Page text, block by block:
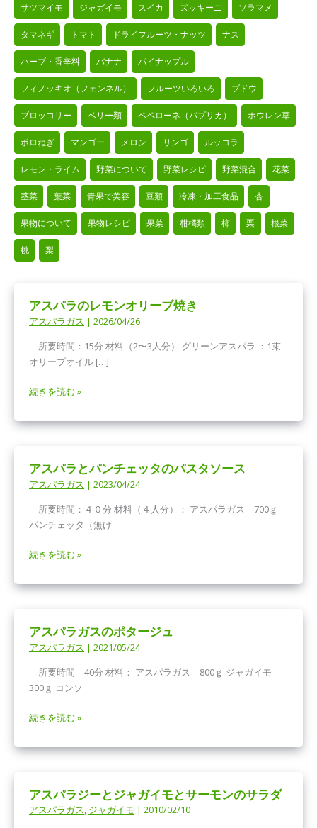
サツマイモ ジャガイモ スイカ ズッキーニ ソラマメ
タマネギ トマト ドライフルーツ・ナッツ ナス
ハーブ・香辛料 バナナ パイナップル
フィノッキオ（フェンネル） フルーツいろいろ ブドウ
ブロッコリー ベリー類 ペペローネ（パプリカ） ホウレン草
ポロねぎ マンゴー メロン リンゴ ルッコラ
レモン・ライム 野菜について 野菜レシピ 野菜混合 花菜
茎菜 葉菜 青果で美容 豆類 冷凍・加工食品 杏
果物について 果物レシピ 果菜 柑橘類 柿 栗 根菜
桃 梨
アスパラのレモンオリーブ焼き
アスパラガス | 2026/04/26
所要時間：15分 材料（2〜3人分） グリーンアスパラ ：1束
オリーブオイル […]
ア
パ
レ
モ
リ
ブ
き
続きを読む »
アスパラとパンチェッタのパスタソース
アスパラガス | 2023/04/24
所要時間：４０分 材料（４人分）： アスパラガス 700ｇ
パンチェッタ（無け
ア
パ
パ
ン
ッ
の
ス
ソ
ー
ス
続きを読む »
アスパラガスのポタージュ
アスパラガス | 2021/05/24
所要時間 40分 材料： アスパラガス 800ｇ ジャガイモ
300ｇ コンソ
ア
パ
ス
の
続きを読む »
アスパラジーとジャガイモとサーモンのサラダ
アスパラガス, ジャガイモ | 2010/02/10